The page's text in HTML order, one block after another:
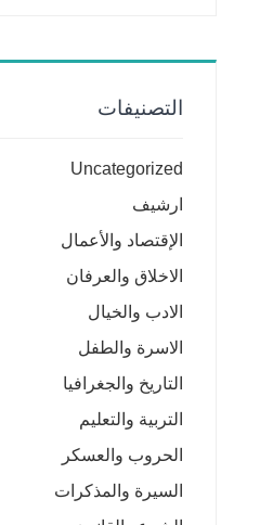
التصنيفات
Uncategorized
ارشيف
الإقتصاد والأعمال
الاخلاق والعرفان
الادب والخيال
الاسرة والطفل
التاريخ والجغرافيا
التربية والتعليم
الحروب والعسكر
السيرة والمذكرات